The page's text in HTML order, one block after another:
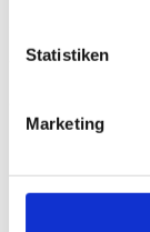
Statistiken
Marketing
78467
E-Mail: